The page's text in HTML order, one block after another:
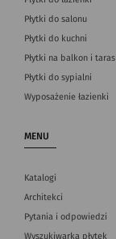
Płytki do salonu
Płytki do kuchni
Płytki na balkon i taras
Płytki do sypialni
Wyposażenie łazienki
MENU
Katalogi
Architekci
Pytania i odpowiedzi
Wyszukiwarka płytek